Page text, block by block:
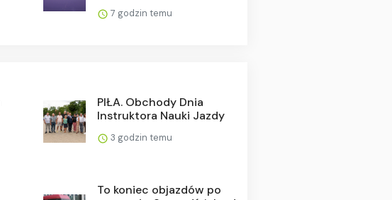
7 godzin temu
PIŁA. Obchody Dnia
Instruktora Nauki Jazdy
3 godzin temu
To koniec objazdów po